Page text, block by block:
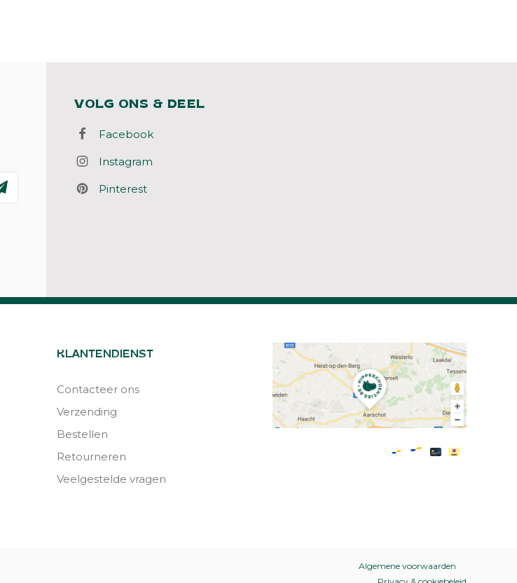
VOLG ONS & DEEL
Facebook
Instagram
Pinterest
KLANTENDIENST
Contacteer ons
Verzending
Bestellen
Retourneren
Veelgestelde vragen
Algemene voorwaarden